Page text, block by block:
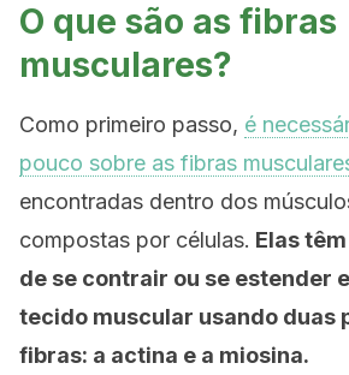
O que são as fibras
musculares?
Como primeiro passo, é
pouco sobre as fibras
encontradas dentro dos
compostas por células. Elas
de se contrair ou se estender
tecido muscular usando duas
fibras: a actina e a miosina.